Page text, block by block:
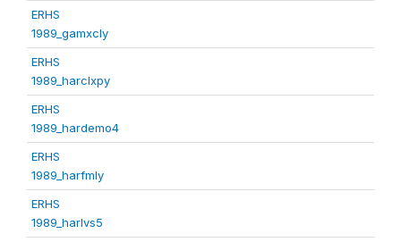
ERHS
1989_gamxcly
ERHS
1989_harclxpy
ERHS
1989_hardemo4
ERHS
1989_harfmly
ERHS
1989_harlvs5